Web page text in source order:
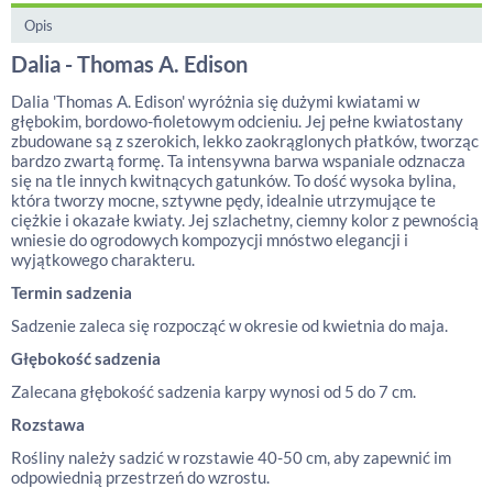
Opis
Dalia - Thomas A. Edison
Dalia 'Thomas A. Edison' wyróżnia się dużymi kwiatami w
głębokim, bordowo-fioletowym odcieniu. Jej pełne kwiatostany
zbudowane są z szerokich, lekko zaokrąglonych płatków, tworząc
bardzo zwartą formę. Ta intensywna barwa wspaniale odznacza
się na tle innych kwitnących gatunków. To dość wysoka bylina,
która tworzy mocne, sztywne pędy, idealnie utrzymujące te
ciężkie i okazałe kwiaty. Jej szlachetny, ciemny kolor z pewnością
wniesie do ogrodowych kompozycji mnóstwo elegancji i
wyjątkowego charakteru.
Termin sadzenia
Sadzenie zaleca się rozpocząć w okresie od kwietnia do maja.
Głębokość sadzenia
Zalecana głębokość sadzenia karpy wynosi od 5 do 7 cm.
Rozstawa
Rośliny należy sadzić w rozstawie 40-50 cm, aby zapewnić im
odpowiednią przestrzeń do wzrostu.